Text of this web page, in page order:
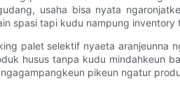
usaha bisa nyata
spasi tapi kudu nampung inventory
palet selektif nyaeta
husus tanpa kudu mindahkeun
pikeun ngatur